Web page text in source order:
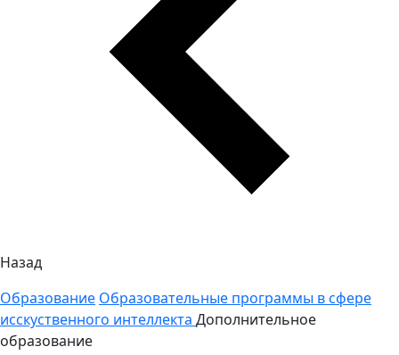
Назад
Образование Образовательные программы в сфере
исскуственного интеллекта Дополнительное
образование